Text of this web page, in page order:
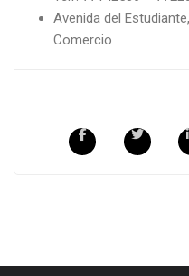
Avenida del
Comercio